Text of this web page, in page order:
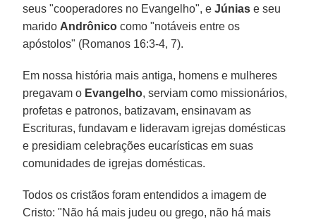
seus "cooperadores no Evangelho", eJúnias e seu
marido Andrônico como "notáveis entre os
apóstolos" (Romanos 16:3-4, 7).
Em nossa história mais antiga, homens e mulheres
pregavam o Evangelho, serviam como missionários,
profetas e patronos, batizavam, ensinavam as
Escrituras, fundavam e lideravam igrejas domésticas
e presidiam celebrações eucarísticas em suas
comunidades de igrejas domésticas.
Todos os cristãos foram entendidos a imagem de
Cristo: "Não há mais judeu ou grego, não há mais